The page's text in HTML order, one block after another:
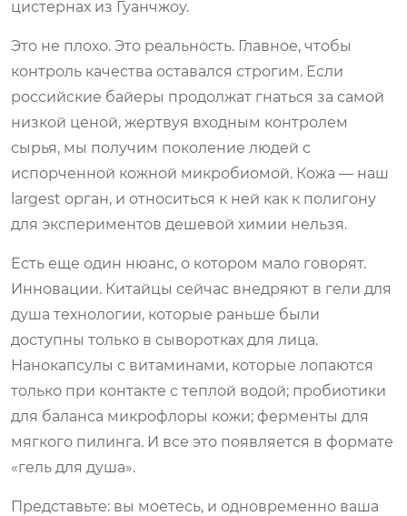
цистернах из Гуанчжоу.
Это не плохо. Это реальность. Главное, чтобы
контроль качества оставался строгим. Если
российские байеры продолжат гнаться за самой
низкой ценой, жертвуя входным контролем
сырья, мы получим поколение людей с
испорченной кожной микробиомой. Кожа — наш
largest орган, и относиться к ней как к полигону
для экспериментов дешевой химии нельзя.
Есть еще один нюанс, о котором мало говорят.
Инновации. Китайцы сейчас внедряют в гели для
душа технологии, которые раньше были
доступны только в сыворотках для лица.
Нанокапсулы с витаминами, которые лопаются
только при контакте с теплой водой; пробиотики
для баланса микрофлоры кожи; ферменты для
мягкого пилинга. И все это появляется в формате
«гель для душа».
Представьте: вы моетесь, и одновременно ваша